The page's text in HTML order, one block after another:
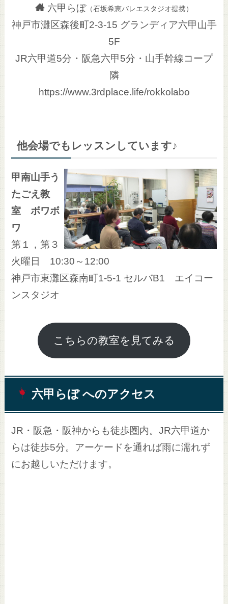
六甲らぼ（石坂希恵バレエスタジオ提携）
神戸市灘区森後町2-3-15 グランディア六甲山手
5F
JR六甲道5分・阪急六甲5分・山手幹線コープ
隣
https://www.3rdplace.life/rokkolabo
他会場でもレッスンしています♪
甲南山手う
たごえ教
室 ボワボ
ワ
第１，第３
火曜日 10:30～12:00
神戸市東灘区森南町1-5-1 セルバB1 エイコー
ンスタジオ
こちらの教室を見てみる
六甲らぼ へのアクセス
JR・阪急・阪神からも徒歩圏内。JR六甲道か
らは徒歩5分。アーケードを通れば雨に濡れず
にお越しいただけます。